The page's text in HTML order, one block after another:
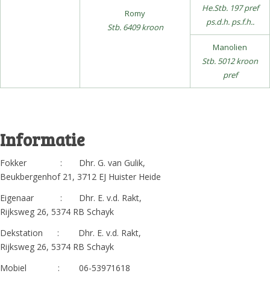
Romy
Stb. 6409 kroon
He.Stb. 197 pref
ps.d.h. ps.f.h..
Manolien
Stb. 5012 kroon
pref
Informatie
Fokker : Dhr. G. van Gulik,
Beukbergenhof 21, 3712 EJ Huister Heide
Eigenaar : Dhr. E. v.d. Rakt,
Rijksweg 26, 5374 RB Schayk
Dekstation : Dhr. E. v.d. Rakt,
Rijksweg 26, 5374 RB Schayk
Mobiel : 06-53971618